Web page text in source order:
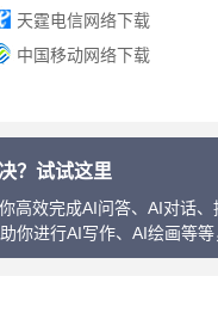
天霆电信网络下载
中国移动网络下载
？试试这里
高效完成AI问答、AI对话
你进行AI写作、AI绘画等